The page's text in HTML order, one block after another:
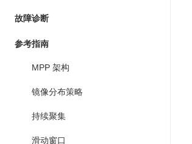
故障诊断
参考指南
MPP 架构
镜像分布策略
持续聚集
滑动窗口